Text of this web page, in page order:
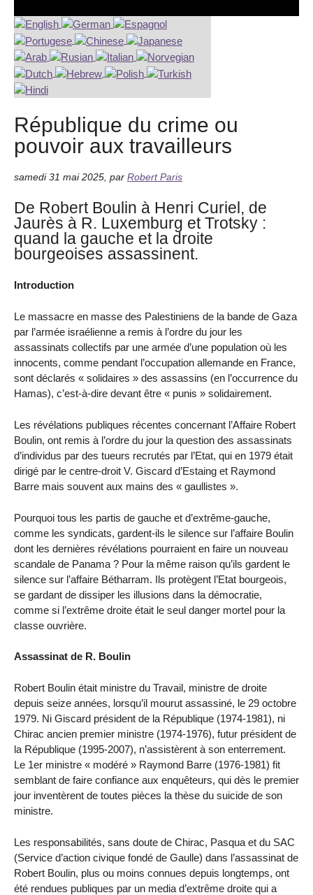
République du crime ou
pouvoir aux travailleurs
samedi 31 mai 2025 par Robert Paris
De Robert Boulin à Henri Curiel, de
Jaurès à R. Luxemburg et Trotsky :
quand la gauche et la droite
bourgeoises assassinent.
Introduction
Le massacre en masse des Palestiniens de la bande de Gaza
par l’armée israélienne a remis à l’ordre du jour les
assassinats collectifs par une armée d’une population où les
innocents, comme pendant l’occupation allemande en France,
sont déclarés « solidaires » des assassins (en l’occurrence du
Hamas), c’est-à-dire devant être « punis » solidairement.
Les révélations publiques récentes concernant l’Affaire Robert
Boulin, ont remis à l’ordre du jour la question des assassinats
d’individus par des tueurs recrutés par l’Etat, qui en 1979 était
dirigé par le centre-droit V. Giscard d’Estaing et Raymond
Barre mais souvent aux mains des « gaullistes ».
Pourquoi tous les partis de gauche et d’extrême-gauche,
comme les syndicats, gardent-ils le silence sur l’affaire Boulin
dont les dernières révélations pourraient en faire un nouveau
scandale de Panama ? Pour la même raison qu’ils gardent le
silence sur l’affaire Bétharram. Ils protègent l’Etat bourgeois,
se gardant de dissiper les illusions dans la démocratie,
comme si l’extrême droite était le seul danger mortel pour la
classe ouvrière.
Assassinat de R. Boulin
Robert Boulin était ministre du Travail, ministre de droite
depuis seize années, lorsqu’il mourut assassiné, le 29 octobre
1979. Ni Giscard président de la République (1974-1981), ni
Chirac ancien premier ministre (1974-1976), futur président de
la République (1995-2007), n’assistèrent à son enterrement.
Le 1er ministre « modéré » Raymond Barre (1976-1981) fit
semblant de faire confiance aux enquêteurs, qui dès le premier
jour inventèrent de toutes pièces la thèse du suicide de son
ministre.
Les responsabilités, sans doute de Chirac, Pasqua et du SAC
(Service d’action civique fondé de Gaulle) dans l’assassinat de
Robert Boulin, plus ou moins connues depuis longtemps, ont
été rendues publiques par un media d’extrême droite qui a